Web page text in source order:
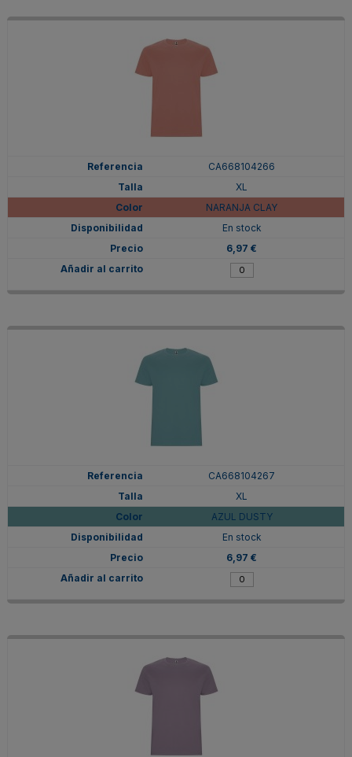
CA668104266
XL
NARANJA CLAY
En stock
6,97 €
CA668104267
XL
AZUL DUSTY
En stock
6,97 €